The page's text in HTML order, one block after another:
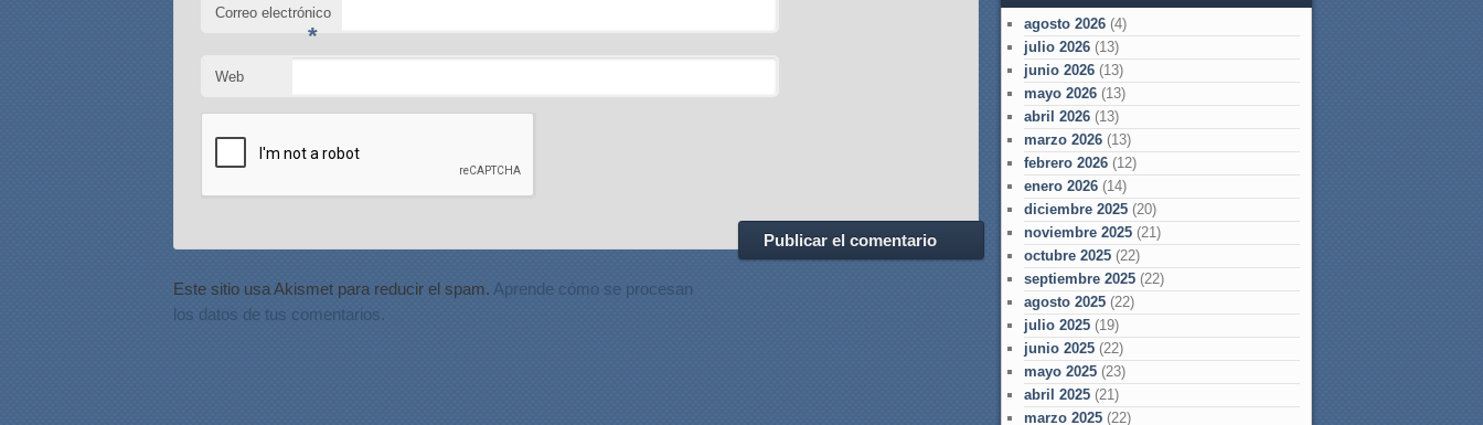
Correo electrónico
*
Web
Este sitio usa Akismet para reducir el spam. Aprende cómo se procesan
los datos de tus comentarios.
agosto 2026 (4)
julio 2026 (13)
junio 2026 (13)
mayo 2026 (13)
abril 2026 (13)
marzo 2026 (13)
febrero 2026 (12)
enero 2026 (14)
diciembre 2025 (20)
noviembre 2025 (21)
octubre 2025 (22)
septiembre 2025 (22)
agosto 2025 (22)
julio 2025 (19)
junio 2025 (22)
mayo 2025 (23)
abril 2025 (21)
marzo 2025 (22)